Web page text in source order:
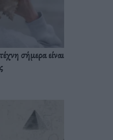
σήμερα είναι